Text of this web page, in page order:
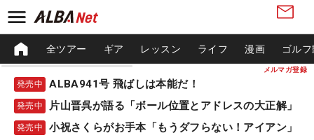
メルマガ登録
全ツアー ギア レッスン ライフ 漫画 ゴル
発売中 ALBA941号 飛ばしは本能だ！
発売中 片山晋呉が語る「ボール位置とアドレスの大正解」
発売中 小祝さくらがお手本「もうダフらない！アイアン」